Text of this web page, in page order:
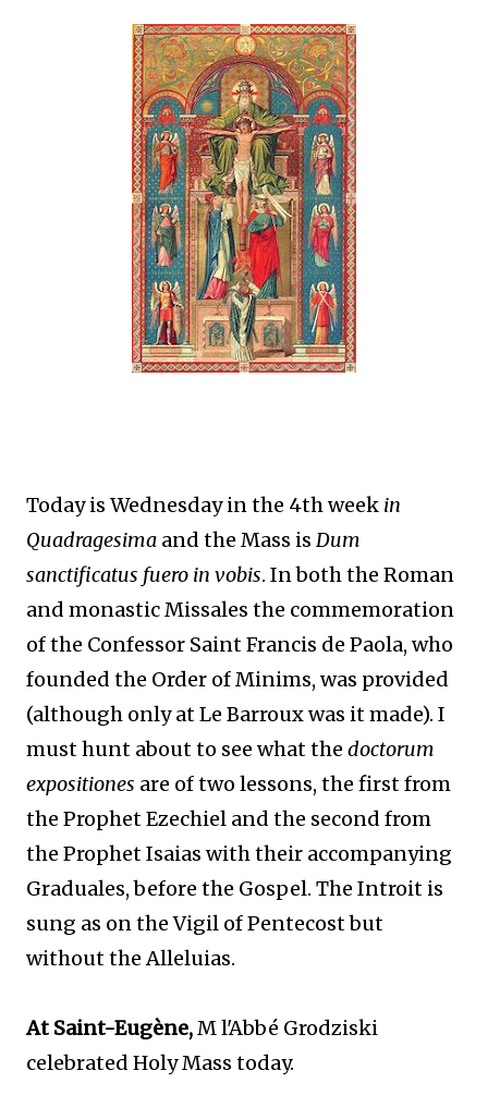
Today is Wednesday in the 4th week in
Quadragesima and the Mass is Dum
sanctificatus fuero in vobis. In both the Roman
and monastic Missales the commemoration
of the Confessor Saint Francis de Paola, who
founded the Order of Minims, was provided
(although only at Le Barroux was it made). I
must hunt about to see what the doctorum
expositiones are of two lessons, the first from
the Prophet Ezechiel and the second from
the Prophet Isaias with their accompanying
Graduales, before the Gospel. The Introit is
sung as on the Vigil of Pentecost but
without the Alleluias.
At Saint-Eugène,M l'Abbé Grodziski
celebrated Holy Mass today.